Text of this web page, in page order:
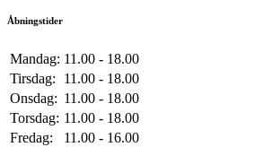
Åbningstider
Mandag: 11.00 - 18.00
Tirsdag:
11.00 - 18.00
Onsdag: 11.00 - 18.00
Torsdag: 11.00 - 18.00
Fredag:
11.00 - 16.00